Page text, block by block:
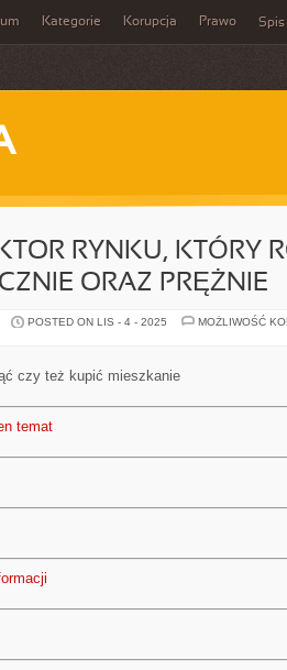
Kategorie Korupcja Prawo Spis
RYNKU, KTÓRY
ORAZ PRĘŻNIE
POSTED ON LIS - 4 - 2025
MOŻLIWOŚĆ
czy też kupić mieszkanie
temat